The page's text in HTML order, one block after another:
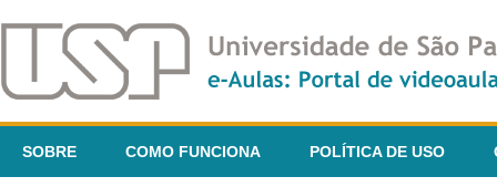
SOBRE COMO FUNCIONA POLÍTICA DE USO